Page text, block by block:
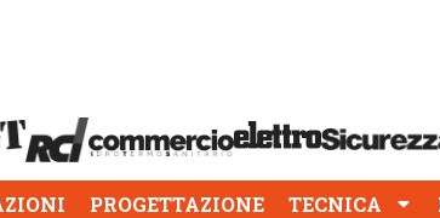
PROGETTAZIONE TECNICA